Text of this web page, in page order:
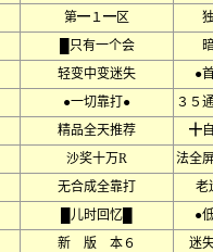
第━１━区
█只有一个会
轻变中变迷失
●
●一切靠打●
３５
精品全天推荐
╋
沙奖十万R
法全
无合成全靠打
老
█儿时回忆█
●
新 版 本６
迷